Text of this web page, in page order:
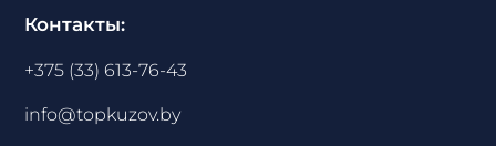
Контакты:
+375 (33) 613-76-43
info@topkuzov.by